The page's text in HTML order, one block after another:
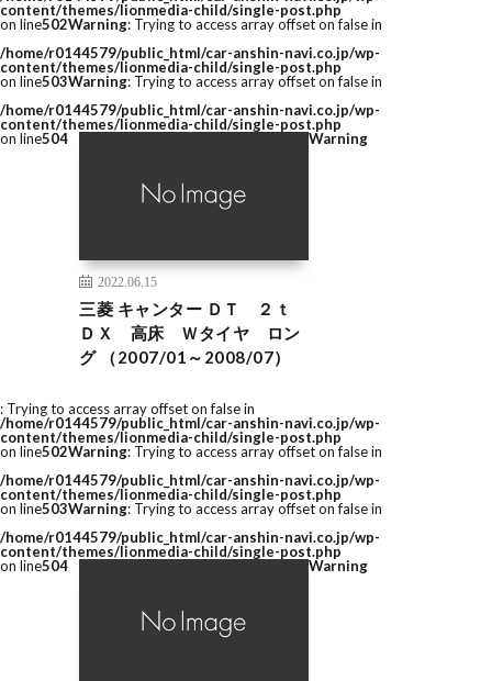
content/themes/lionmedia-child/single-post.php
on line502Warning: Trying to access array offset on false in
/home/r0144579/public_html/car-anshin-navi.co.jp/wp-
content/themes/lionmedia-child/single-post.php
on line503Warning: Trying to access array offset on false in
/home/r0144579/public_html/car-anshin-navi.co.jp/wp-
content/themes/lionmedia-child/single-post.php
on line504
2022.06.15
三菱 キャンター ＤＴ ２ｔ
ＤＸ 高床 Ｗタイヤ ロン
グ （2007/01～2008/07）
Warning
: Trying to access array offset on false in
/home/r0144579/public_html/car-anshin-navi.co.jp/wp-
content/themes/lionmedia-child/single-post.php
on line502Warning: Trying to access array offset on false in
/home/r0144579/public_html/car-anshin-navi.co.jp/wp-
content/themes/lionmedia-child/single-post.php
on line503Warning: Trying to access array offset on false in
/home/r0144579/public_html/car-anshin-navi.co.jp/wp-
content/themes/lionmedia-child/single-post.php
on line504 Warning